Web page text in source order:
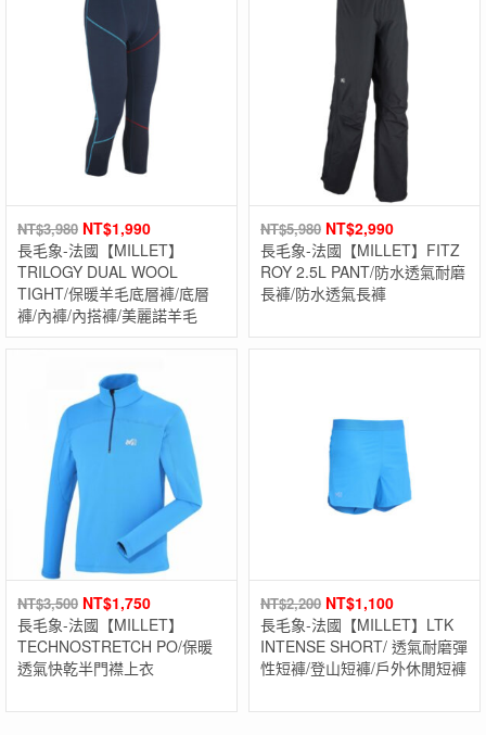
NT$3,980 NT$1,990
長毛象-法國【MILLET】
TRILOGY DUAL WOOL
TIGHT/保暖羊毛底層褲/底層
褲/內褲/內搭褲/美麗諾羊毛
NT$5,980 NT$2,990
長毛象-法國【MILLET】FITZ
ROY 2.5L PANT/防水透氣耐磨
長褲/防水透氣長褲
NT$3,500 NT$1,750
長毛象-法國【MILLET】
TECHNOSTRETCH PO/保暖
透氣快乾半門襟上衣
NT$2,200 NT$1,100
長毛象-法國【MILLET】LTK
INTENSE SHORT/ 透氣耐磨彈
性短褲/登山短褲/戶外休閒短褲